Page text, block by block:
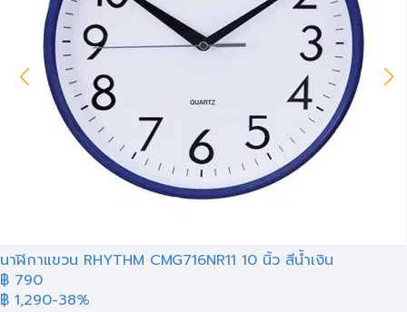
นาฬิกาแขวน RHYTHM CMG716NR11 10 นิ้ว สีน้ำเงิน
฿ 790
฿ 1,290-38%